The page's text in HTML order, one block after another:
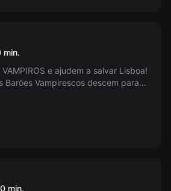
min.
e ajudem a salvar Lisboa!
Barões Vampirescos descem para
derrotar o Rei dos Vampiros.
min.